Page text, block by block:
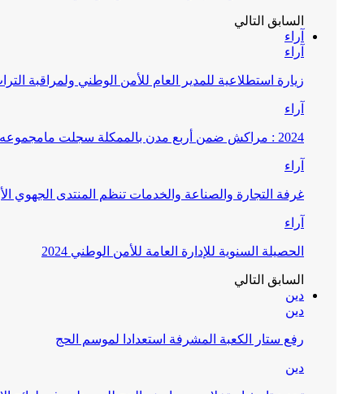
السابق التالي
آراء
آراء
زيارة استطلاعية للمدير العام للأمن الوطني ولمراقبة
آراء
2024 : مراكش ضمن أربع مدن بالممكلة سجلت مامجموعه 656 قضية تتعلق بغسيل الأموال
آراء
غرفة التجارة والصناعة والخدمات تنظم المنتدى الجهوي
آراء
الحصيلة السنوية للإدارة العامة للأمن الوطني 2024
السابق التالي
دين
دين
رفع ستار الكعبة المشرفة استعدادا لموسم الحج
دين